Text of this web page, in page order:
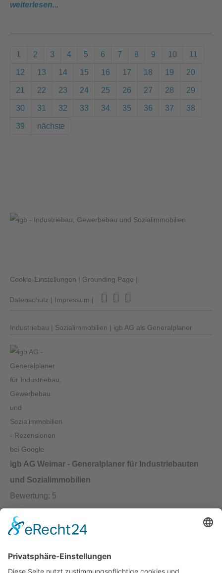
weiterlesen...
1 2 3 4 5 6 7 8 9 10 11
12 13 14 15 16 17 18 19 20
21 22 23 24 25 26 27 28 29
30 31 32 33 34 35 36 37 38
39 nächste
Cookie-Einstellungen | Grounding Page |
Datenschutz | Impressum |
Industriebau | Sozialimmobilien | igb AG als Generalplaner
igb AG Weimar - Generalplaner für Industriebauten
und Sozialimmobilien
Bewertung: 5
igb AG
Brühl 12 | 99423 Weimar